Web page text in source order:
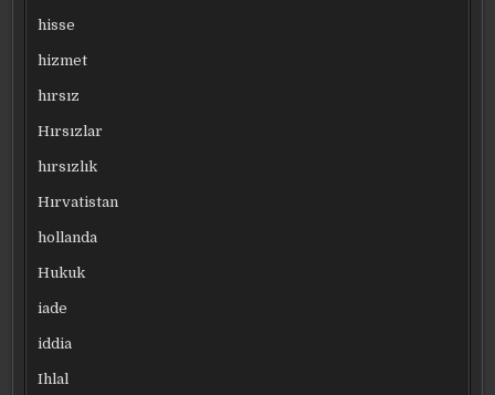
hisse
hizmet
hırsız
Hırsızlar
hırsızlık
Hırvatistan
hollanda
Hukuk
iade
iddia
Ihlal